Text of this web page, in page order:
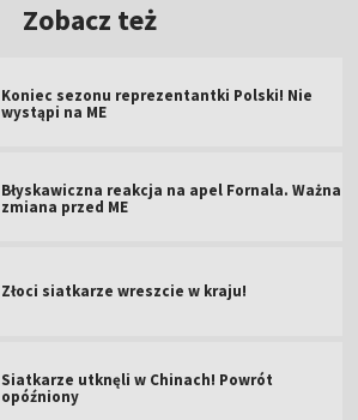
Zobacz też
Koniec sezonu reprezentantki Polski! Nie
wystąpi na ME
Błyskawiczna reakcja na apel Fornala. Ważna
zmiana przed ME
Złoci siatkarze wreszcie w kraju!
Siatkarze utknęli w Chinach! Powrót
opóźniony